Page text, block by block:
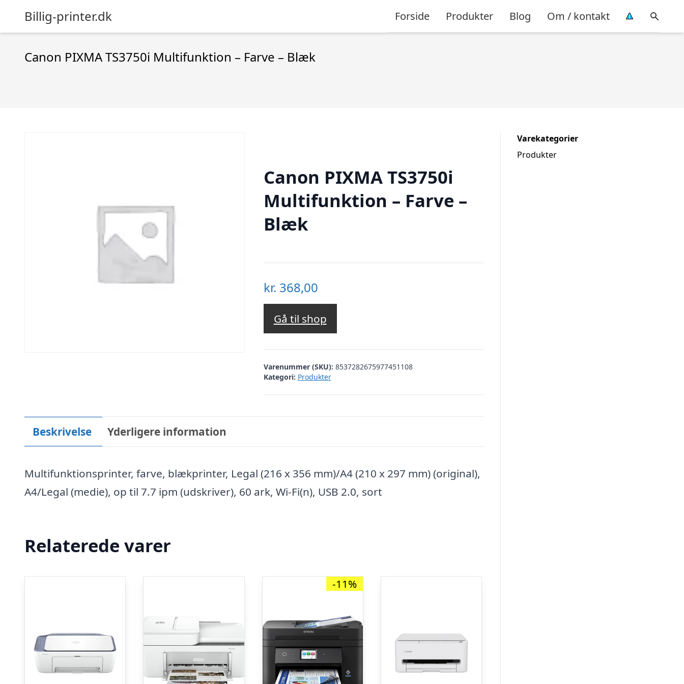
Billig-printer.dk Forside Produkter Blog Om / kontakt
Canon PIXMA TS3750i Multifunktion – Farve – Blæk
Canon PIXMA TS3750i
Multifunktion – Farve –
Blæk
kr. 368,00
Gå til shop
Varenummer (SKU): 8537282675977451108
Kategori: Produkter
Beskrivelse Yderligere information
Multifunktionsprinter, farve, blækprinter, Legal (216 x 356 mm)/A4 (210 x 297 mm) (original),
A4/Legal (medie), op til 7.7 ipm (udskriver), 60 ark, Wi-Fi(n), USB 2.0, sort
Relaterede varer
-11%
Varekategorier
Produkter